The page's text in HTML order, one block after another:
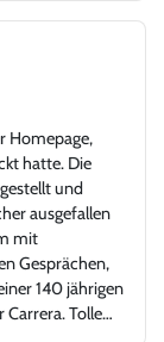
werde
Homepage,
hatte. Die
und
ausgefallen
mit
Gesprächen,
140 jährigen
Tolle